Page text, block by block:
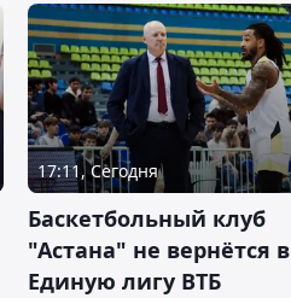
17:11, Сегодня
Баскетбольный клуб
"Астана" не вернётся в
Единую лигу ВТБ